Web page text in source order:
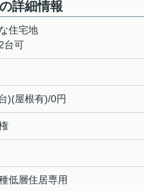
詳細情報
住宅地
台可
)(屋根有)/0円
低層住居専用